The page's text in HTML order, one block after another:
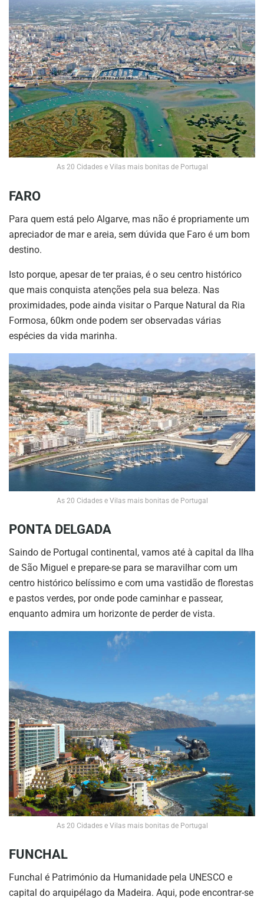
As 20 Cidades e Vilas mais bonitas de Portugal
FARO
Para quem está pelo Algarve, mas não é propriamente um
apreciador de mar e areia, sem dúvida que Faro é um bom
destino.
Isto porque, apesar de ter praias, é o seu centro histórico
que mais conquista atenções pela sua beleza. Nas
proximidades, pode ainda visitar o Parque Natural da Ria
Formosa, 60km onde podem ser observadas várias
espécies da vida marinha.
As 20 Cidades e Vilas mais bonitas de Portugal
PONTA DELGADA
Saindo de Portugal continental, vamos até à capital da Ilha
de São Miguel e prepare-se para se maravilhar com um
centro histórico belíssimo e com uma vastidão de florestas
e pastos verdes, por onde pode caminhar e passear,
enquanto admira um horizonte de perder de vista.
As 20 Cidades e Vilas mais bonitas de Portugal
FUNCHAL
Funchal é Património da Humanidade pela UNESCO e
capital do arquipélago da Madeira. Aqui, pode encontrar-se